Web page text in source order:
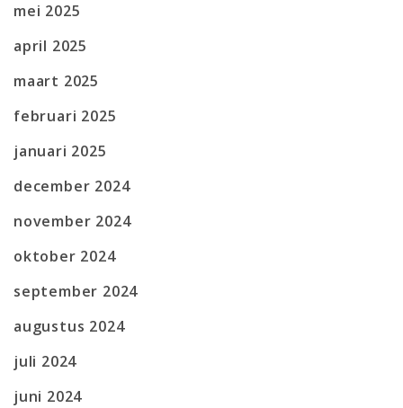
mei 2025
april 2025
maart 2025
februari 2025
januari 2025
december 2024
november 2024
oktober 2024
september 2024
augustus 2024
juli 2024
juni 2024